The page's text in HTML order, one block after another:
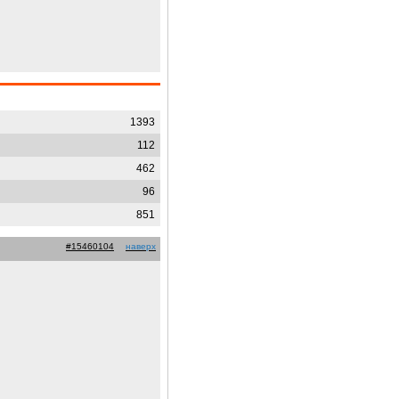
1393
112
462
96
851
#15460104 наверх